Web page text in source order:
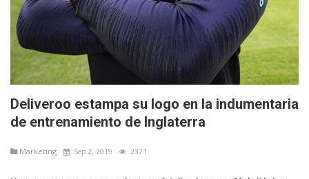
Deliveroo estampa su logo en la indumentaria
de entrenamiento de Inglaterra
Marketíng Sep 2, 2019 2371